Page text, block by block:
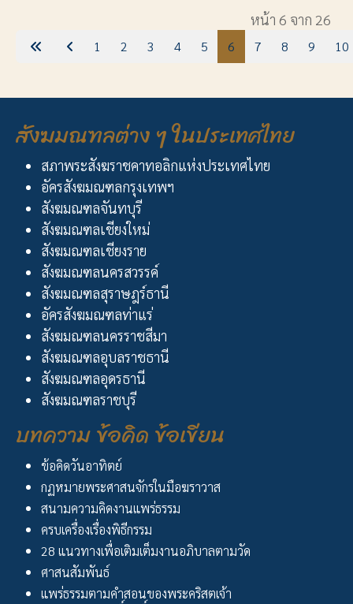
หน้า 6 จาก 26
1 2 3 4 5 6 7 8 9 10
สังฆมณฑลต่าง ๆ ในประเทศไทย
สภาพระสังฆราชคาทอลิกแห่งประเทศไทย
อัครสังฆมณฑลกรุงเทพฯ
สังฆมณฑลจันทบุรี
สังฆมณฑลเชียงใหม่
สังฆมณฑลเชียงราย
สังฆมณฑลนครสวรรค์
สังฆมณฑลสุราษฎร์ธานี
อัครสังฆมณฑลท่าแร่
สังฆมณฑลนครราชสีมา
สังฆมณฑลอุบลราชธานี
สังฆมณฑลอุดรธานี
สังฆมณฑลราชบุรี
บทความ ข้อคิด ข้อเขียน
ข้อคิดวันอาทิตย์
กฏหมายพระศาสนจักรในมือฆราวาส
สนามความคิดงานแพร่ธรรม
ครบเครื่องเรื่องพิธีกรรม
28 แนวทางเพื่อเติมเต็มงานอภิบาลตามวัด
ศาสนสัมพันธ์
แพร่ธรรมตามคำสอนของพระคริสตเจ้า